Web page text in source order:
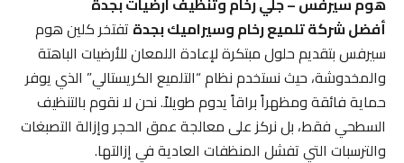
أفضل شركة تلميع رخام وسيراميك بجدةتفتخر كلين هوم
سيرفس بتقديم حلول مبتكرة لإعادة اللمعان للأرضيات الباهتة
والمخدوشة، حيث نستخدم نظام “التلميع الكريستالي” الذي يوفر
حماية فائقة ومظهراً براقاً يدوم طويلاً. نحن لا نقوم بالتنظيف
السطحي فقط، بل نركز على معالجة عمق الحجر وإزالة التصبغات
والترسبات التي تفشل المنظفات العادية في إزالتها.